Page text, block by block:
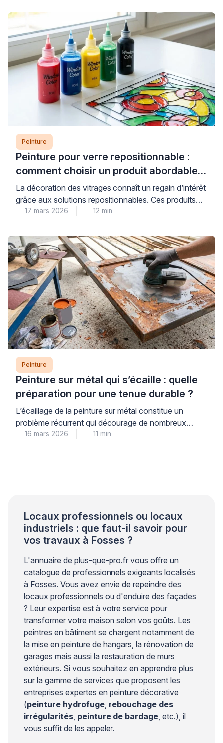
pour les surfaces poreuses comme le plâtre, n’offrent
ni l’adhérence ni la protection anticorrosion
nécessaires aux supports métalliques, exposant ainsi
votre installation à l’écaillage et à la […]
Peinture
Peinture pour verre repositionnable :
comment choisir un produit abordable
et de qualité
La décoration des vitrages connaît un regain d’intérêt
grâce aux solutions repositionnables. Ces produits
permettent de personnaliser fenêtres et miroirs sans
recherchent des alternatives économiques aux
vitraux traditionnels. Les peintures pour verre offrent
cette flexibilité tout en préservant la luminosité
naturelle. Cependant, le choix du bon produit
nécessite une compréhension des […]
17 mars 2026 12 min
Peinture
Peinture sur métal qui s’écaille : quelle
préparation pour une tenue durable ?
L’écaillage de la peinture sur métal constitue un
problème récurrent qui décourage de nombreux
propriétaires. Ce phénomène trouve son origine dans
16 mars 2026 11 min
Locaux professionnels ou locaux
industriels : que faut-il savoir pour
vos travaux à Fosses ?
L'annuaire de plus-que-pro.fr vous offre un
catalogue de professionnels exigeants localisés
à Fosses. Vous avez envie de repeindre des
locaux professionnels ou d'enduire des façades
? Leur expertise est à votre service pour
transformer votre maison selon vos goûts. Les
peintres en bâtiment se chargent notamment de
la mise en peinture de hangars, la rénovation de
garages mais aussi la restauration de murs
extérieurs. Si vous souhaitez en apprendre plus
sur la gamme de services que proposent les
entreprises expertes en peinture décorative
(peinture hydrofuge rebouchage des
irrégularités peinture de bardage , etc.), il
vous suffit de les appeler.